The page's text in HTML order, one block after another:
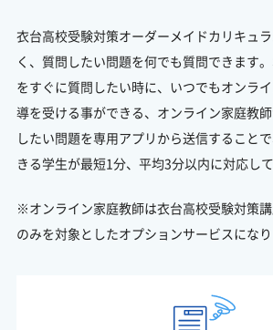
衣台高校受験対策オーダーメイドカリキュ
く、質問したい問題を何でも質問できます
をすぐに質問したい時に、いつでもオンラ
導を受ける事ができる、オンライン家庭教
したい問題を専用アプリから送信すること
きる学生が最短1分、平均3分以内に対応して
※オンライン家庭教師は衣台高校受験対策
のみを対象としたオプションサービスになり